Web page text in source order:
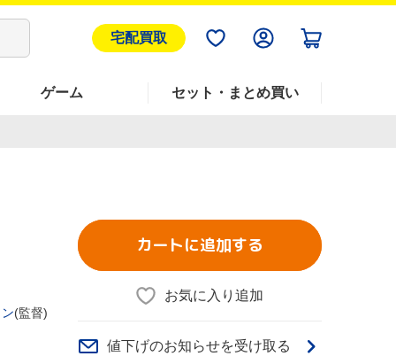
宅配買取
ゲーム セット・まとめ買い
(監督)
カートに追加する
お気に入り追加
値下げのお知らせを受け取る